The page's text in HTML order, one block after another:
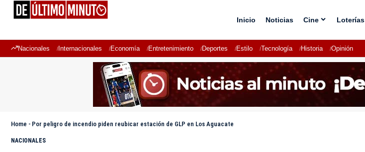
Inicio Noticias Cine Loterías
Nacionales Internacionales Economía Entretenimiento Deportes Estilo Tecnología Historia Opinión
Home - Por peligro de incendio piden reubicar estación de GLP en Los Aguacate
NACIONALES